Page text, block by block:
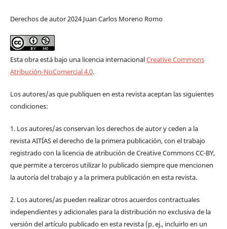
Derechos de autor 2024 Juan Carlos Moreno Romo
Esta obra está bajo una licencia internacionalCreative Commons
Atribución-NoComercial 4.0.
Los autores/as que publiquen en esta revista aceptan las siguientes
condiciones:
1. Los autores/as conservan los derechos de autor y ceden a la
revista AITÍAS el derecho de la primera publicación, con el trabajo
registrado con la licencia de atribución de Creative Commons CC-BY,
que permite a terceros utilizar lo publicado siempre que mencionen
la autoría del trabajo y a la primera publicación en esta revista.
2. Los autores/as pueden realizar otros acuerdos contractuales
independientes y adicionales para la distribución no exclusiva de la
versión del artículo publicado en esta revista (p. ej., incluirlo en un